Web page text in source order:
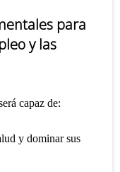
para
y las
capaz de:
y dominar sus